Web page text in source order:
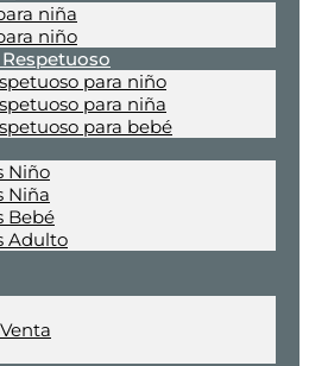
niña
niño
para niño
para niña
para bebé
Niño
Niña
Bebé
Adulto